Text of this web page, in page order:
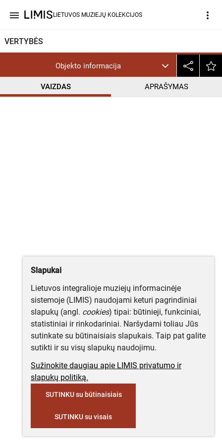
menu LIETUVOS MUZIEJŲ KOLEKCIJOS more_vert
VERTYBĖS
Objekto informacija
VAIZDAS APRAŠYMAS
help_outline
Slapukai
Lietuvos integralioje muziejų informacinėje
sistemoje (LIMIS) naudojami keturi pagrindiniai
slapukų (angl. cookies) tipai: būtinieji, funkciniai,
statistiniai ir rinkodariniai. Naršydami toliau Jūs
sutinkate su būtinaisiais slapukais. Taip pat galite
sutikti ir su visų slapukų naudojimu.
Sužinokite daugiau apie LIMIS privatumo ir
slapukų politiką.
SUTINKU su būtinaisiais
SUTINKU su visais